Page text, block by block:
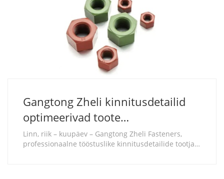
Gangtong Zheli kinnitusdetailid
optimeerivad toote
pinnatöötlustehnoloogiat, et
suurendada tööstuslike
Linn, riik – kuupäev – Gangtong Zheli Fasteners,
professionaalne tööstuslike kinnitusdetailide tootja